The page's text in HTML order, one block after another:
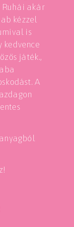
Ruhái akár
kézzel
is
játék.,
A